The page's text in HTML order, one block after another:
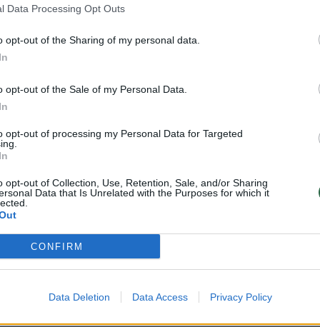
Data Processing Opt Outs
opt-out of the Sharing of my personal data.
opt-out of the Sale of my Personal Data.
opt-out of processing my Personal Data for Targeted
opt-out of Collection, Use, Retention, Sale, and/or Sharing
Data that Is Unrelated with the Purposes for which it
CONFIRM
Data Deletion Data Access Privacy Policy
dėl „Geros
kaimynystės
įtarimai
A. Paleckio „Geros
savo – nuo bylos